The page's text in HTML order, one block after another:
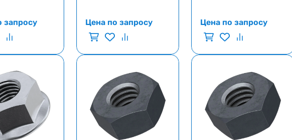
запросу Цена по запросу Цена по запросу